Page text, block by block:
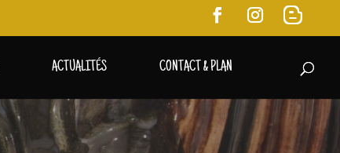
ACTUALITÉS CONTACT & PLAN